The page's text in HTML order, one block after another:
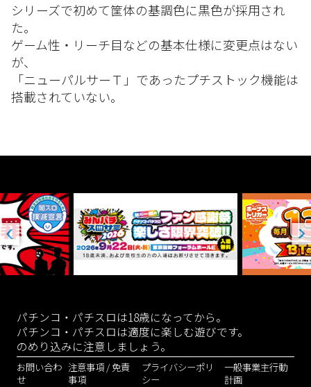
シリーズで初めて筐体の基調色に黒色が採用され
た。
ゲーム性・リーチ目などの基本仕様に変更点はない
が、
「ニューパルサーＴ」であったプチストック機能は
搭載されていない。
パチンコ・パチスロは18歳になってから。
パチンコ・パチスロは適度に楽しむ遊びです。
のめり込みに注意しましょう。
お問い合わ
せ
注意事項 / 免責
事項
プライバシーポリ
シー
一般事業主行動
計画